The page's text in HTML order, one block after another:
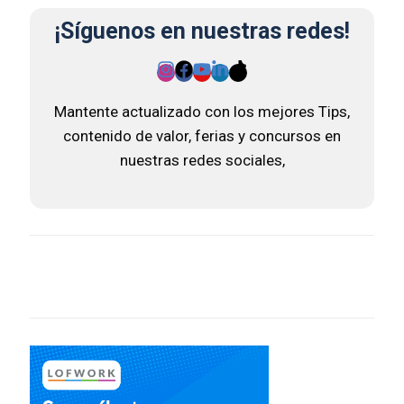
¡Síguenos en nuestras redes!
Mantente actualizado con los mejores Tips,
contenido de valor, ferias y concursos en
nuestras redes sociales,